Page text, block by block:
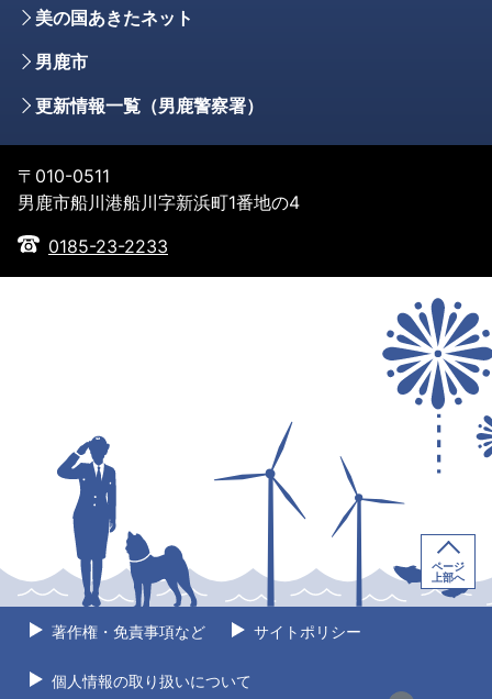
美の国あきたネット
男鹿市
更新情報一覧（男鹿警察署）
〒010-0511
男鹿市船川港船川字新浜町1番地の4
0185-23-2233
著作権・免責事項など サイトポリシー
個人情報の取り扱いについて
ページ
上部へ